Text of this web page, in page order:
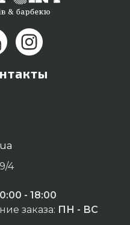
4
- 18:00
заказа: ПН - ВС